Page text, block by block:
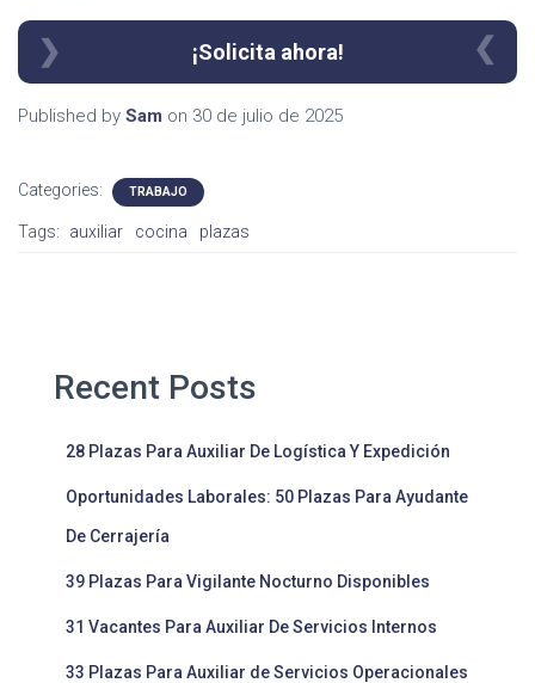
¡Solicita ahora!
Published by Sam on 30 de julio de 2025
Categories: TRABAJO
Tags: auxiliar cocina plazas
Recent Posts
28 Plazas Para Auxiliar De Logística Y Expedición
Oportunidades Laborales: 50 Plazas Para Ayudante
De Cerrajería
39 Plazas Para Vigilante Nocturno Disponibles
31 Vacantes Para Auxiliar De Servicios Internos
33 Plazas Para Auxiliar de Servicios Operacionales